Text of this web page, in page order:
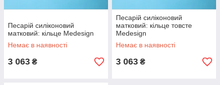
Песарій силіконовий
матковий: кільце Medesign
Немає в наявності
3 063 ₴
Песарій силіконовий
матковий: кільце товсте
Medesign
Немає в наявності
3 063 ₴